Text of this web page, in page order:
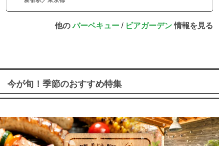
他のバーベキュー/ ビアガーデン情報を見る
今が旬！季節のおすすめ特集